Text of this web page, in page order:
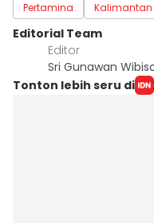
Pertamina Kalimantan
Editorial Team
Editor
Sri Gunawan
Tonton lebih seru di